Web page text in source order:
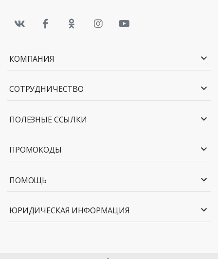
КОМПАНИЯ
СОТРУДНИЧЕСТВО
ПОЛЕЗНЫЕ ССЫЛКИ
ПРОМОКОДЫ
ПОМОЩЬ
ЮРИДИЧЕСКАЯ ИНФОРМАЦИЯ